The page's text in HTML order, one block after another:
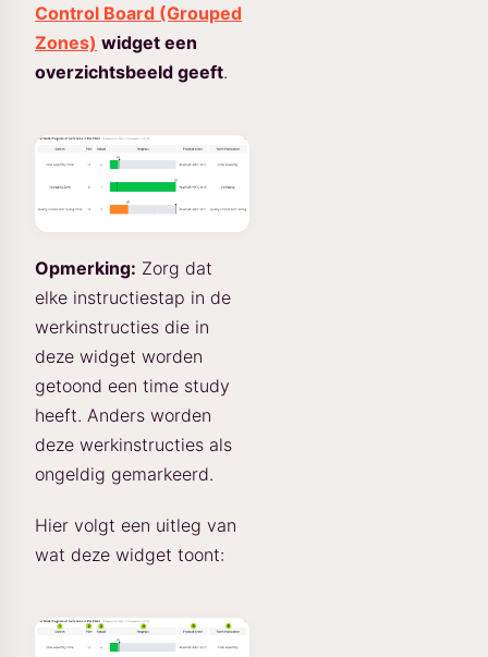
Control Board (Grouped
Zones) widget een
overzichtsbeeld geeft.
Opmerking: Zorg dat
elke instructiestap in de
werkinstructies die in
deze widget worden
getoond een time study
heeft. Anders worden
deze werkinstructies als
ongeldig gemarkeerd.
Hier volgt een uitleg van
wat deze widget toont: